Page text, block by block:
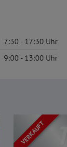
7:30 17:30
9:00 13:00
VERKAUFT